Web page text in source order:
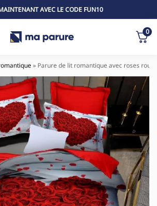
AVEC LE CODE FUN10
0
» Parure de lit romantique avec roses